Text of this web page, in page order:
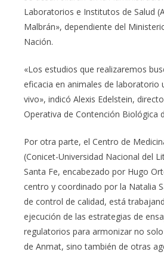
Laboratorios e Institutos de Salud
Malbrán», dependiente del
Nación.
«Los estudios que realizaremos
eficacia en animales de laboratorio
vivo», indicó Alexis Edelstein,
Operativa de Contención Biológica
Por otra parte, el Centro de
(Conicet-Universidad Nacional del
Santa Fe, encabezado por Hugo
centro y coordinado por la Natalia
de control de calidad, está
ejecución de las estrategias de
regulatorios para armonizar no
de Anmat, sino también de otras